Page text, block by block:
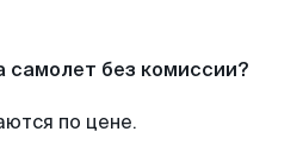
самолет без комиссии?
по цене.